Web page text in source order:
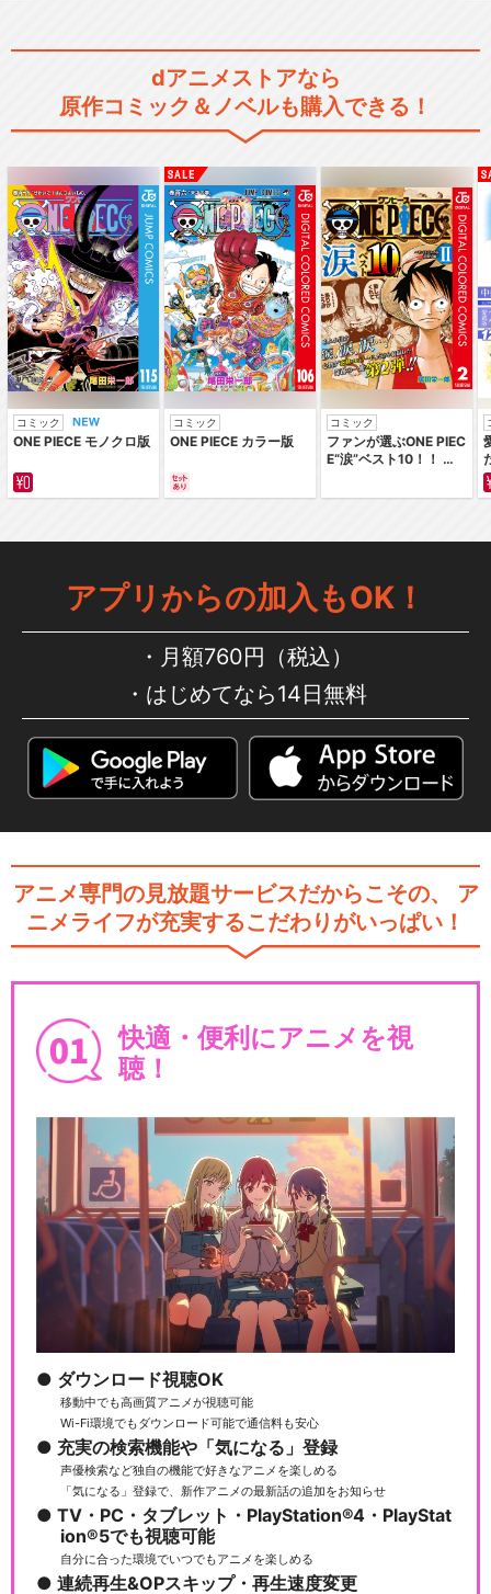
dアニメストアなら
原作コミック＆ノベルも購入できる！
コミック
ONE PIECE モノクロ版
コミック
ONE PIECE カラー版
コミック
ファンが選ぶONE PIEC
E“涙”ベスト10！！ ～
編～ カラー版
アプリからの加入もOK！
月額760円（税込）
はじめてなら14日無料
アニメ専門の見放題サービスだからこその、
ア
ニメライフが充実するこだわりがいっぱい！
快適・便利にアニメを視
聴！
ダウンロード視聴OK
移動中でも高画質アニメが視聴可能
Wi-Fi環境でもダウンロード可能で通信料も安心
充実の検索機能や「気になる」登録
声優検索など独自の機能で好きなアニメを楽しめる
「気になる」登録で、新作アニメの最新話の追加をお知らせ
TV・PC・タブレット・PlayStation®4・PlayStat
ion®5でも視聴可能
自分に合った環境でいつでもアニメを楽しめる
連続再生&OPスキップ・再生速度変更